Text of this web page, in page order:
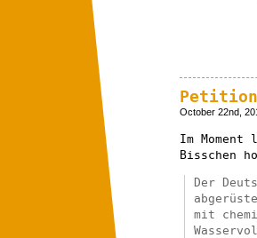
Petition
October 22nd,
Im
Bisschen
Der
mit